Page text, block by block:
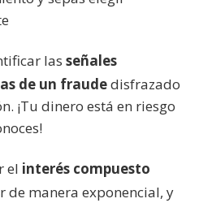
las señales
de un fraudedisfrazado
¡Tu dinero está en riesgo
el interés compuesto
de manera exponencial, y